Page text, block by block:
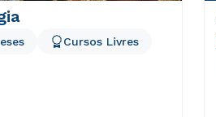
Cursos Livres